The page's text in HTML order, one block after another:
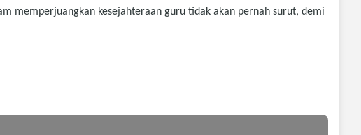
memperjuangkan kesejahteraan guru tidak akan pernah surut, demi